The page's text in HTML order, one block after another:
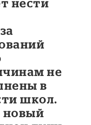
не
в
школ.
новый